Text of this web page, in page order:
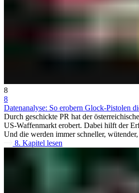
8
8
Datenanalyse: So erobern Glock-Pistolen
Durch geschickte PR hat der
US-Waffenmarkt erobert. Dabei hilft der
Und die werden immer schneller,
8. Kapitel lesen